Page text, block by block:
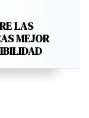
LAS
MEJOR